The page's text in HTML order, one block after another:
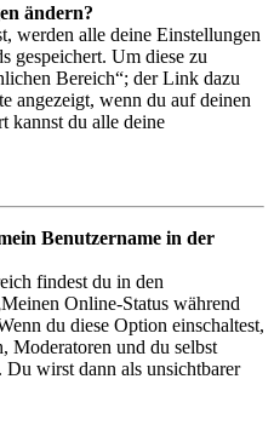
ändern?
werden alle deine Einstellungen
gespeichert. Um diese zu
Bereich“; der Link dazu
angezeigt, wenn du auf deinen
kannst du alle deine
Benutzername in der
findest du in den
Online-Status während
du diese Option einschaltest,
Moderatoren und du selbst
Du wirst dann als unsichtbarer